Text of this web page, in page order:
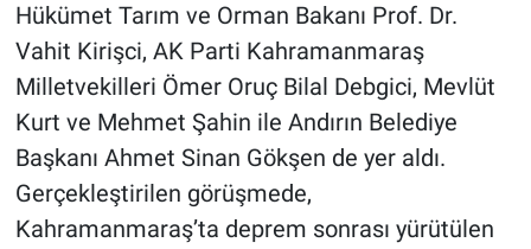
Hükümet Tarım ve Orman Bakanı Prof. Dr.
Vahit Kirişci, AK Parti Kahramanmaraş
Milletvekilleri Ömer Oruç Bilal Debgici, Mevlüt
Kurt ve Mehmet Şahin ile Andırın Belediye
Başkanı Ahmet Sinan Gökşen de yer aldı.
Gerçekleştirilen görüşmede,
Kahramanmaraş’ta deprem sonrası yürütülen